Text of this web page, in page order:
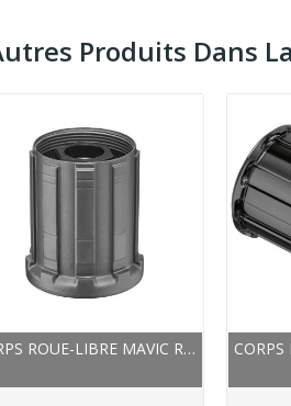
Produits Dans
CORPS ROUE-LIBRE MAVIC ROUTE VTT FTSL HG11...